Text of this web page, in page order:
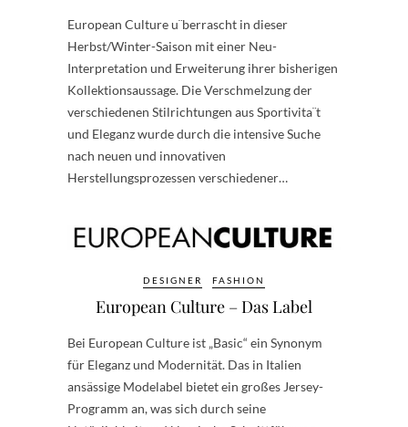
European Culture u¨berrascht in dieser
Herbst/Winter-Saison mit einer Neu-
Interpretation und Erweiterung ihrer bisherigen
Kollektionsaussage. Die Verschmelzung der
verschiedenen Stilrichtungen aus Sportivita¨t
und Eleganz wurde durch die intensive Suche
nach neuen und innovativen
Herstellungsprozessen verschiedener…
DESIGNER FASHION
European Culture – Das Label
Bei European Culture ist „Basic“ ein Synonym
für Eleganz und Modernität. Das in Italien
ansässige Modelabel bietet ein großes Jersey-
Programm an, was sich durch seine